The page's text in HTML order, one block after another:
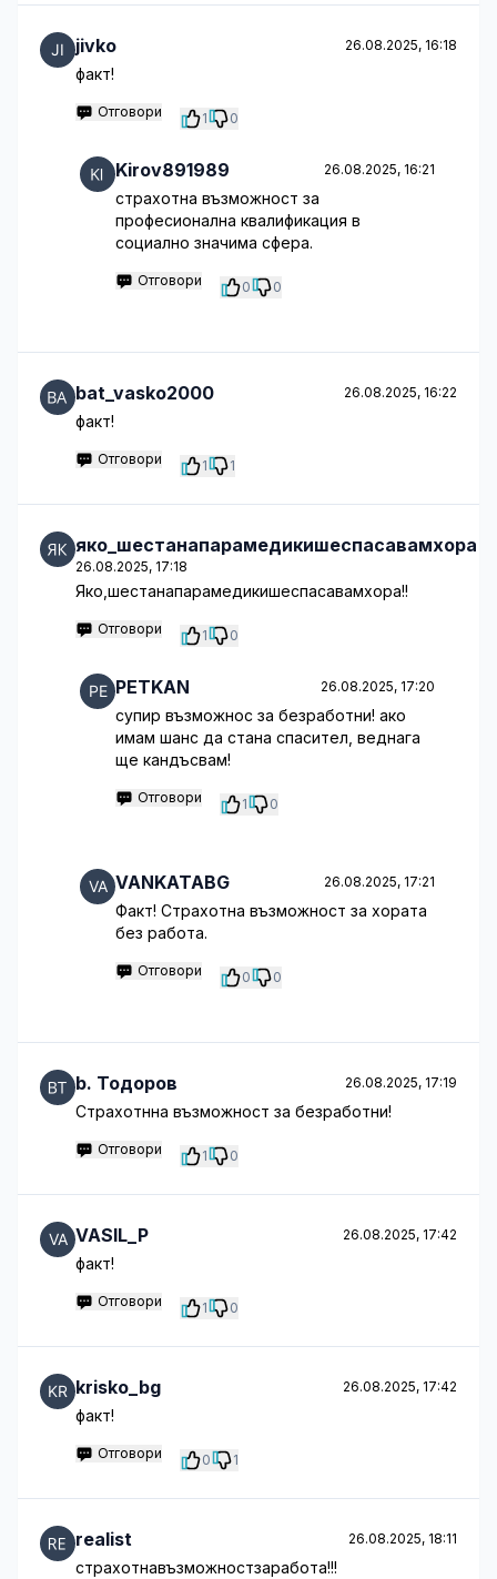
jivko 26.08.2025, 16:18
факт!
Отговори 1 0
Kirov891989 26.08.2025, 16:21
страхотна възможност за
професионална квалификация в
социално значима сфера.
Отговори 0 0
bat_vasko2000 26.08.2025, 16:22
факт!
Отговори 1 1
яко_шестанапарамедикишеспасавамхора
26.08.2025, 17:18
Яко,шестанапарамедикишеспасавамхора!!
Отговори 1 0
PETKAN 26.08.2025, 17:20
супир възможнос за безработни! ако
имам шанс да стана спасител, веднага
ще кандъсвам!
Отговори 1 0
VANKATABG 26.08.2025, 17:21
Факт! Страхотна възможност за хората
без работа.
Отговори 0 0
b. Тодоров 26.08.2025, 17:19
Страхотнна възможност за безработни!
Отговори 1 0
VASIL_P 26.08.2025, 17:42
факт!
Отговори 1 0
krisko_bg 26.08.2025, 17:42
факт!
Отговори 0 1
realist 26.08.2025, 18:11
страхотнавъзможностзаработа!!!